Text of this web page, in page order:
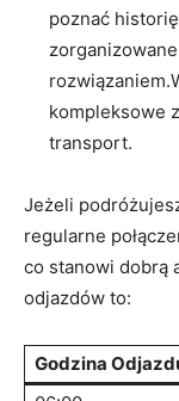
poznać
kompleksowe
transport.
Jeżeli
regularne
co stanowi dobrą
odjazdów to:
Godzina